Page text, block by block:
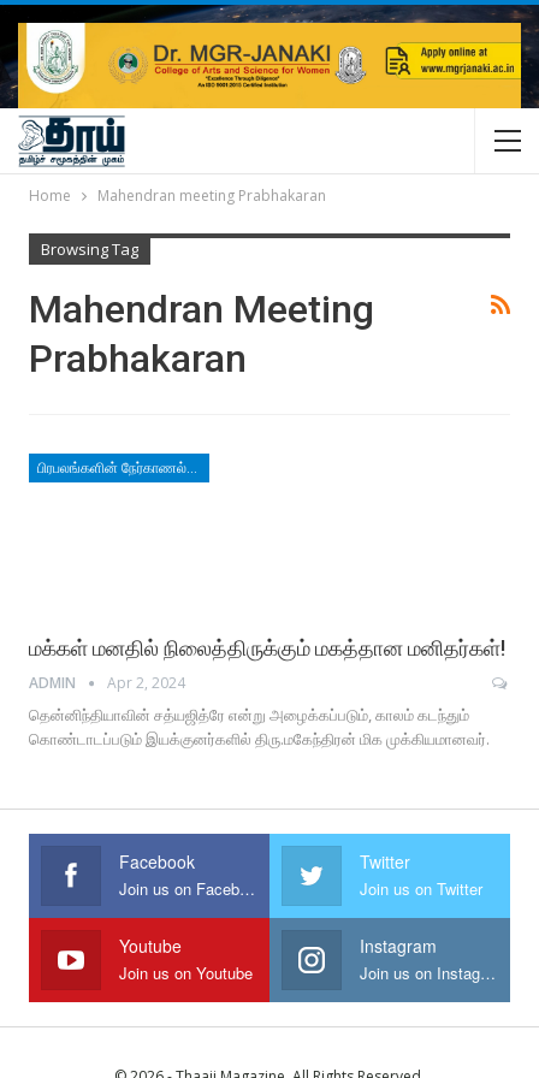
Home Mahendran meeting Prabhakaran
Browsing Tag
Mahendran Meeting
Prabhakaran
பிரபலங்களின் நேர்காணல்கள்
மக்கள் மனதில் நிலைத்திருக்கும் மகத்தான மனிதர்கள்!
ADMIN Apr 2, 2024
தென்னிந்தியாவின் சத்யஜித்ரே என்று அழைக்கப்படும், காலம் கடந்தும்
கொண்டாடப்படும் இயக்குனர்களில் திரு.மகேந்திரன் மிக முக்கியமானவர்.
Facebook
Join us on Facebook
Twitter
Join us on Twitter
Youtube
Join us on Youtube
Instagram
Join us on Instagram